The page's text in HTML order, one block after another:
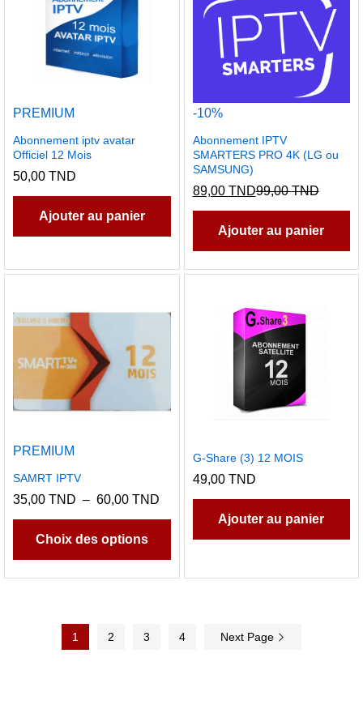
PREMIUM
Abonnement iptv avatar
Officiel 12 Mois
50,00 TND
Ajouter au panier
-10%
Abonnement IPTV
SMARTERS PRO 4K (LG ou
SAMSUNG)
89,00 TND99,00TND
Ajouter au panier
PREMIUM
SAMRT IPTV
35,00 TND – 60,00 TND
35,00 TND
60,00 TND
Choix des options
plusieurs
options
G-Share (3) 12 MOIS
49,00 TND
Ajouter au panier
1 2 3 4 Next Page